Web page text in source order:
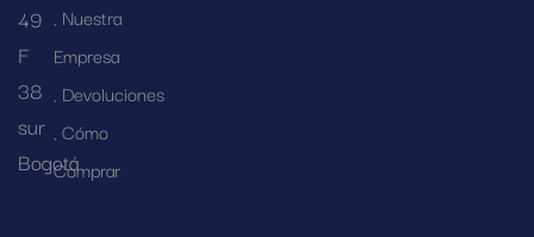
49
F
38
sur
Bogotá
Nuestra
Empresa
Devoluciones
Cómo
Comprar